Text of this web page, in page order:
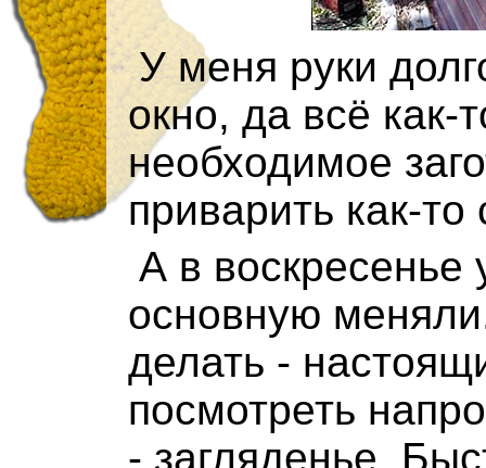
У меня руки
окно, да всё как-
необходимое
приварить как-
А в воскресенье
основную
делать -
посмотреть
- загляденье.